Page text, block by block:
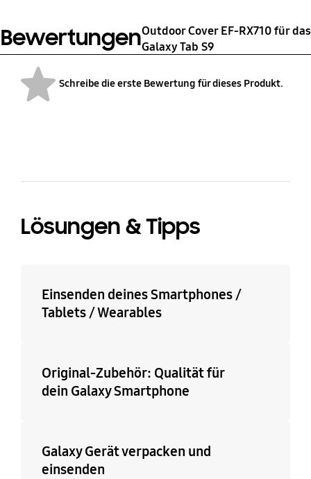
BewertungenOutdoor Cover EF-RX710 für das
Galaxy Tab S9
Schreibe die erste Bewertung für dieses Produkt.
Lösungen & Tipps
Einsenden deines Smartphones /
Tablets / Wearables
Original-Zubehör: Qualität für
dein Galaxy Smartphone
Galaxy Gerät verpacken und
einsenden